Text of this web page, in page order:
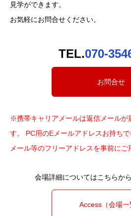
見学ができます。
お気軽にお問合せください。
TEL.070-
お問合せ
※携帯キャリアメールは返信メールが
す。 PC用のEメールアドレスお持ち
メール等のフリーアドレスを事前にご
会場詳細についてはこちらか
Access（会場一